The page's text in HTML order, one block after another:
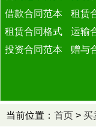
借款合同范本
租赁
租赁合同格式
运输
投资合同范本
赠与
当前位置： 首页 > 买